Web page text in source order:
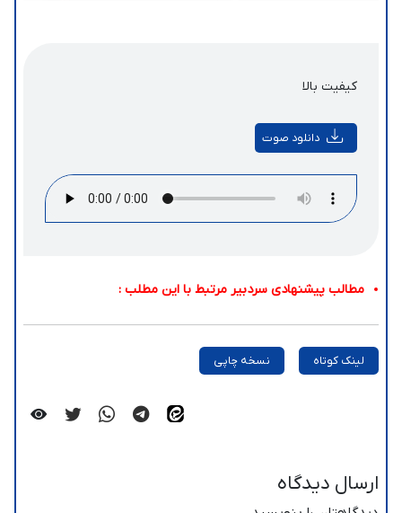
کیفیت بالا
دانلود صوت
مطالب پیشنهادی سردبیر مرتبط با این مطلب :
لینک کوتاه نسخه چاپی
ارسال دیدگاه